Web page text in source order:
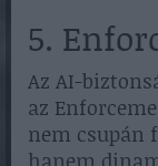
5.
Az AI-
az
nem csupán
hanem